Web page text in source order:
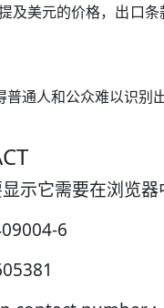
美元的价格，出口
通人和公众难以识别
示它需要在浏览器
6